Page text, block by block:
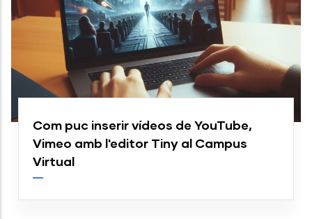
Com puc inserir vídeos de YouTube,
Vimeo amb l'editor Tiny al Campus
Virtual